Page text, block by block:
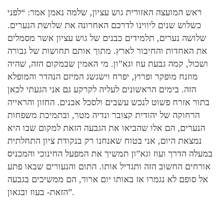
ראש המועצה האזורית גוש עציון, שלמה נאמן אמר: “לפני
כשלוש שנים ליווינו לדרכם האחרונה את שלושת הנערים.
שלושה נערים, תלמידים כבנים של גוש עציון אשר מסמלים
את האחדות והחיבור לארץ. מתוך אותם תחושות של גבורה
ושכול, קמה גבעת עוז וגא”ון. מי האמין שבמקום הזה, שהיה
מוזנח מופקר ופרוץ, יפרח וישגשג המיזם הנהדר והמופלא
הזה. בימים הראשונים לעליה לקרקע גם אני הגעתי לכאן
בתור אזרח פשוט לנכש עשבים ולסכל אבנים. החזון והראייה
הרחוקה של יהודית קצובר ונדיה מטר, ובתמיכת משפחות
הנערים, הם אלו שהביאו את הגבעה הזאת למקום שבו היא
נמצאת היום, אני בטוח שאנחנו רק בנקודת ציון התחלתית
במעלה הדרך ועוז וגא”ון תמשיך את המפעל החינוכי והמכניס
אורחים החשוב הזה ותגדיל אותו. התום והנעורים שבאו פתע
אל סופם לא נגמרו אז באותו יום ארור, הם ממשיכים בגבעה
הזאת- בעוז ובגאון”.